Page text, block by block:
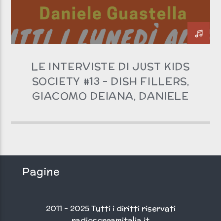
Clicca PLAY!Non si sente? Clicca qui!
Radio scream italia
ITALIAN RAP
LEINTERVISTEDIJUSTKIDSSOCIETY
RAP
LE INTERVISTE DI JUST KIDS
SOCIETY #13 – DISH FILLERS,
GIACOMO DEIANA, DANIELE
Pagine
2011 - 2025 Tutti i diritti riservati